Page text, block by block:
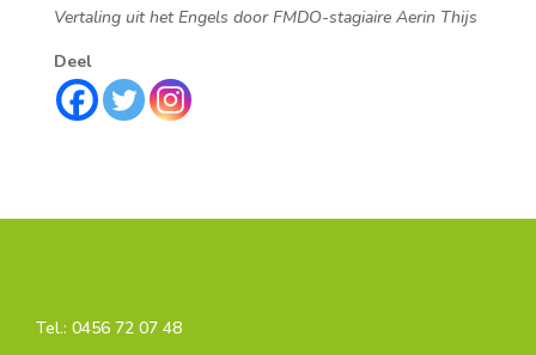
Vertaling uit het Engels door FMDO-stagiaire Aerin Thijs
Deel
Tel.: 0456 72 07 48